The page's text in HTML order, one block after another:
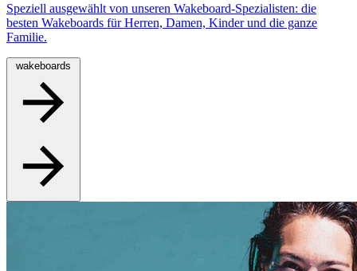
Speziell ausgewählt von unseren Wakeboard-Spezialisten: die
besten Wakeboards für Herren, Damen, Kinder und die ganze
Familie.
wakeboards